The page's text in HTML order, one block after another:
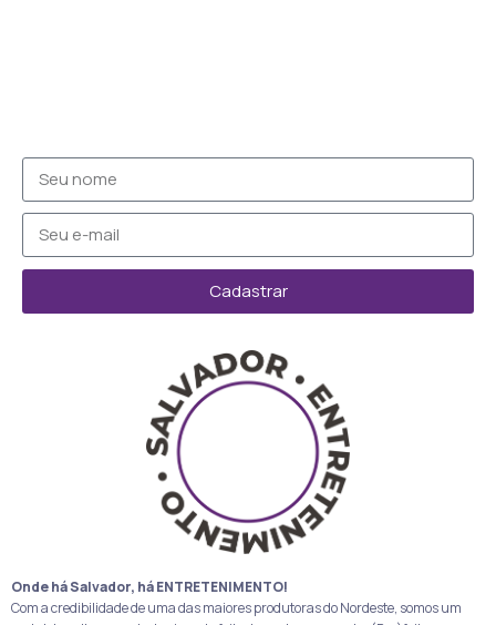
Cadastrar
Onde há Salvador, há ENTRETENIMENTO!
Com a credibilidade de uma das maiores produtoras do Nordeste, somos um